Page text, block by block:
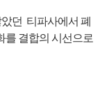
던 티파사에서 폐
를 결합의 시선으로